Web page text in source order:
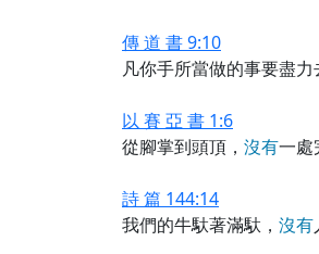
傳 道 書 9:10
凡你手所當做的事要盡
以 賽 亞 書 1:6
從腳掌到頭頂， 沒有一處
詩 篇 144:14
我們的牛馱著滿馱， 沒有